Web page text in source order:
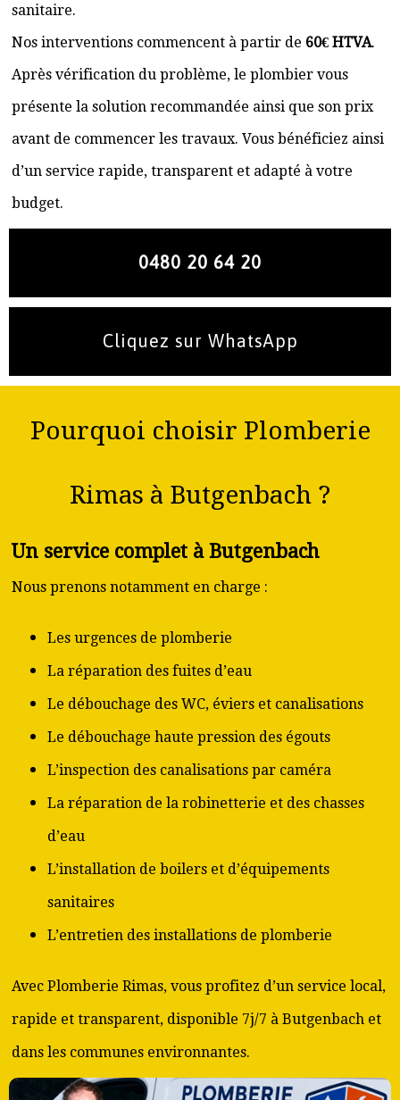
sanitaire.
Nos interventions commencent à partir de 60€ HTVA.
Après vérification du problème, le plombier vous
présente la solution recommandée ainsi que son prix
avant de commencer les travaux. Vous bénéficiez ainsi
d’un service rapide, transparent et adapté à votre
budget.
0480 20 64 20
Cliquez sur WhatsApp
Pourquoi choisir Plomberie
Rimas à Butgenbach ?
Un service complet à Butgenbach
Nous prenons notamment en charge :
Les urgences de plomberie
La réparation des fuites d’eau
Le débouchage des WC, éviers et canalisations
Le débouchage haute pression des égouts
L’inspection des canalisations par caméra
La réparation de la robinetterie et des chasses
d’eau
L’installation de boilers et d’équipements
sanitaires
L’entretien des installations de plomberie
Avec Plomberie Rimas, vous profitez d’un service local,
rapide et transparent, disponible 7j/7 à Butgenbach et
dans les communes environnantes.